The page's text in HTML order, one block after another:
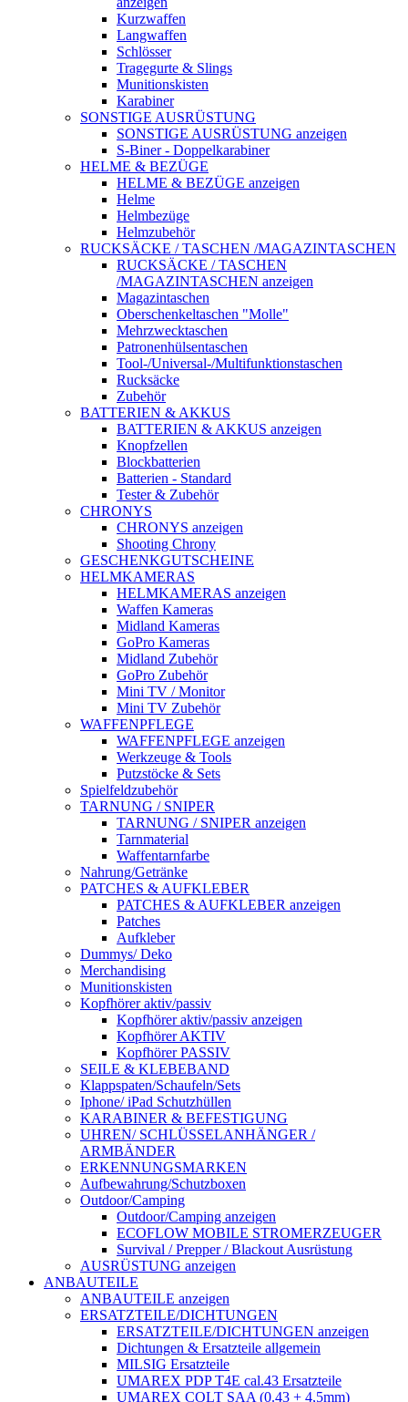
Kurzwaffen
Langwaffen
Schlösser
Tragegurte & Slings
Munitionskisten
Karabiner
SONSTIGE AUSRÜSTUNG
SONSTIGE AUSRÜSTUNG anzeigen
S-Biner - Doppelkarabiner
HELME & BEZÜGE
HELME & BEZÜGE anzeigen
Helme
Helmbezüge
Helmzubehör
RUCKSÄCKE / TASCHEN /MAGAZINTASCHEN
RUCKSÄCKE / TASCHEN
/MAGAZINTASCHEN anzeigen
Magazintaschen
Oberschenkeltaschen "Molle"
Mehrzwecktaschen
Patronenhülsentaschen
Tool-/Universal-/Multifunktionstaschen
Rucksäcke
Zubehör
BATTERIEN & AKKUS
BATTERIEN & AKKUS anzeigen
Knopfzellen
Blockbatterien
Batterien - Standard
Tester & Zubehör
CHRONYS
CHRONYS anzeigen
Shooting Chrony
GESCHENKGUTSCHEINE
HELMKAMERAS
HELMKAMERAS anzeigen
Waffen Kameras
Midland Kameras
GoPro Kameras
Midland Zubehör
GoPro Zubehör
Mini TV / Monitor
Mini TV Zubehör
WAFFENPFLEGE
WAFFENPFLEGE anzeigen
Werkzeuge & Tools
Putzstöcke & Sets
Spielfeldzubehör
TARNUNG / SNIPER
TARNUNG / SNIPER anzeigen
Tarnmaterial
Waffentarnfarbe
Nahrung/Getränke
PATCHES & AUFKLEBER
PATCHES & AUFKLEBER anzeigen
Patches
Aufkleber
Dummys/ Deko
Merchandising
Munitionskisten
Kopfhörer aktiv/passiv
Kopfhörer aktiv/passiv anzeigen
Kopfhörer AKTIV
Kopfhörer PASSIV
SEILE & KLEBEBAND
Klappspaten/Schaufeln/Sets
Iphone/ iPad Schutzhüllen
KARABINER & BEFESTIGUNG
UHREN/ SCHLÜSSELANHÄNGER /
ARMBÄNDER
ERKENNUNGSMARKEN
Aufbewahrung/Schutzboxen
Outdoor/Camping
Outdoor/Camping anzeigen
ECOFLOW MOBILE STROMERZEUGER
Survival / Prepper / Blackout Ausrüstung
AUSRÜSTUNG anzeigen
ANBAUTEILE
ANBAUTEILE anzeigen
ERSATZTEILE/DICHTUNGEN
ERSATZTEILE/DICHTUNGEN anzeigen
Dichtungen & Ersatzteile allgemein
MILSIG Ersatzteile
UMAREX PDP T4E cal.43 Ersatzteile
UMAREX COLT SAA (0.43 + 4,5mm)